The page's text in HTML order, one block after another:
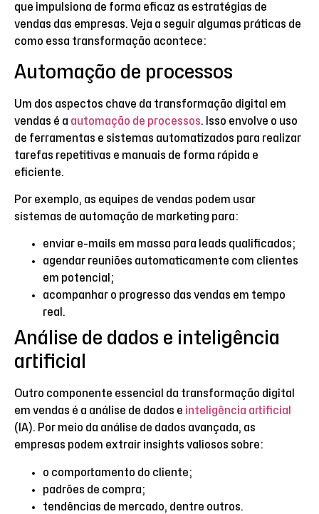
que impulsiona de forma eficaz as estratégias de
vendas das empresas. Veja a seguir algumas práticas de
como essa transformação acontece:
Automação de processos
Um dos aspectos chave da transformação digital em
vendas é a automação de processos. Isso envolve o uso
de ferramentas e sistemas automatizados para realizar
tarefas repetitivas e manuais de forma rápida e
eficiente.
Por exemplo, as equipes de vendas podem usar
sistemas de automação de marketing para:
enviar e-mails em massa para leads qualificados;
agendar reuniões automaticamente com clientes
em potencial;
acompanhar o progresso das vendas em tempo
real.
Análise de dados e inteligência
artificial
Outro componente essencial da transformação digital
em vendas é a análise de dados e inteligência artificial
(IA). Por meio da análise de dados avançada, as
empresas podem extrair insights valiosos sobre:
o comportamento do cliente;
padrões de compra;
tendências de mercado, dentre outros.